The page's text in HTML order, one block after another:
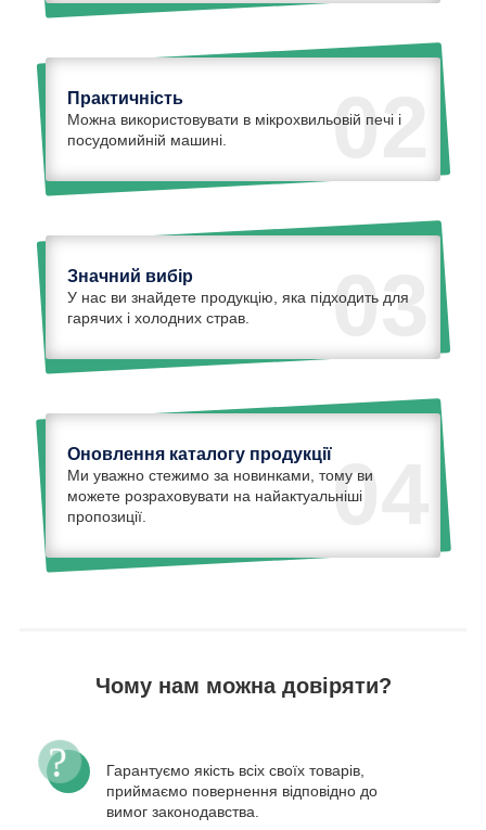
02
Практичність
Можна використовувати в мікрохвильовій печі і
посудомийній машині.
03
Значний вибір
У нас ви знайдете продукцію, яка підходить для
гарячих і холодних страв.
04
Оновлення каталогу продукції
Ми уважно стежимо за новинками, тому ви
можете розраховувати на найактуальніші
пропозиції.
Чому нам можна довіряти?
Гарантуємо якість всіх своїх товарів,
приймаємо повернення відповідно до
вимог законодавства.